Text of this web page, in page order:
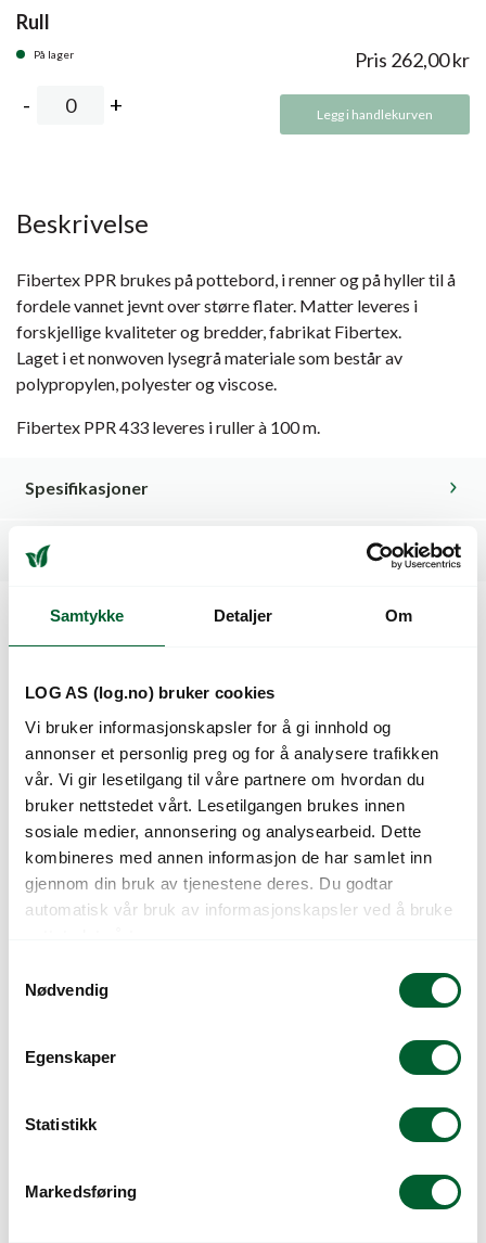
Samtykke Detaljer Om
LOG AS (log.no) bruker cookies
Vi bruker informasjonskapsler for å gi innhold og
annonser et personlig preg og for å analysere trafikken
vår. Vi gir lesetilgang til våre partnere om hvordan du
bruker nettstedet vårt. Lesetilgangen brukes innen
sosiale medier, annonsering og analysearbeid. Dette
kombineres med annen informasjon de har samlet inn
gjennom din bruk av tjenestene deres. Du godtar
automatisk vår bruk av informasjonskapsler ved å bruke
Nødvendig
Egenskaper
Statistikk
Markedsføring
Rull
På lager Pris 262,00kr
Legg i handlekurven
Beskrivelse
Fibertex PPR brukes på pottebord, i renner og på hyller til å
fordele vannet jevnt over større flater. Matter leveres i
forskjellige kvaliteter og bredder, fabrikat Fibertex.
Laget i et nonwoven lysegrå materiale som består av
polypropylen, polyester og viscose.
Fibertex PPR 433 leveres i ruller à 100 m.
Spesifikasjoner
Dokumenter / Nedlastninger
Kunder så også på